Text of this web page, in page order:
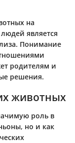
на
является
Понимание
родителям и
решения.
животных
роль в
но и как